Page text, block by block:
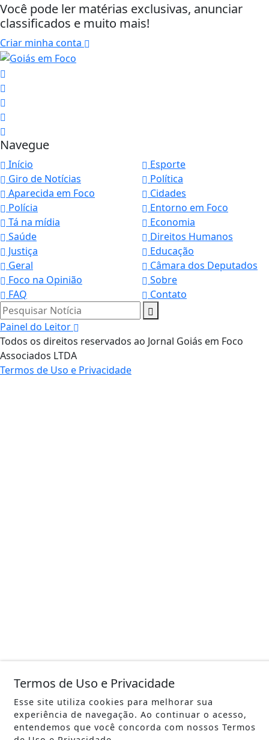
Você pode ler matérias exclusivas, anunciar
classificados e muito mais!
Criar minha conta
Navegue
Início
Esporte
Giro de Notícias
Política
Aparecida em Foco
Cidades
Polícia
Entorno em Foco
Tá na mídia
Economia
Saúde
Direitos Humanos
Justiça
Educação
Geral
Câmara dos Deputados
Foco na Opinião
Sobre
FAQ
Contato
Pesquisar Notícia
Painel do Leitor
Todos os direitos reservados ao Jornal Goiás em Foco
Associados LTDA
Termos de Uso e Privacidade
Termos de Uso e Privacidade
Esse site utiliza cookies para melhorar sua
experiência de navegação. Ao continuar o acesso,
entendemos que você concorda com nossos Termos